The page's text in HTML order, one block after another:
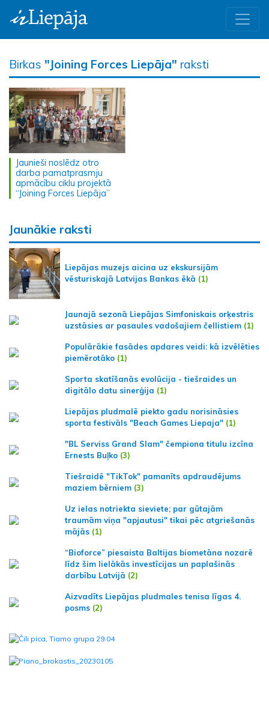
Birkas "Joining Forces Liepāja" raksti
Jaunieši noslēdz otro
darba pamatprasmju
apmācību ciklu projektā
“Joining Forces Liepāja”
Jaunākie raksti
Liepājas muzejs aicina uz ekskursijām
vēsturiskajā Latvijas Bankas ēkā (1)
Jaunajā sezonā Liepājas Simfoniskais orķestris
uzstāsies ar pasaules vadošajiem čellistiem (1)
Populārākie fasādes apdares veidi: kā izvēlēties
piemērotāko (1)
Sporta skatīšanās evolūcija - tiešraides un
digitālo datu sinerģija (1)
Liepājas pludmalē piekto gadu norisināsies
sporta festivāls "Beach Games Liepaja" (1)
"BL Serviss Grand Slam" čempiona titulu izcīna
Ernests Buļko (3)
Tiešraidē "TikTok" pamanīts apdraudējums
maziem bērniem (3)
Uz ielas notriekta sieviete; par gūtajām
traumām viņa "apjautusi" tikai pēc atgriešanās
mājās (1)
“Bioforce” piesaista Baltijas biometāna nozarē
līdz šim lielākās investīcijas un paplašinās
darbību Latvijā (2)
Aizvadīts Liepājas pludmales tenisa līgas 4.
posms (2)